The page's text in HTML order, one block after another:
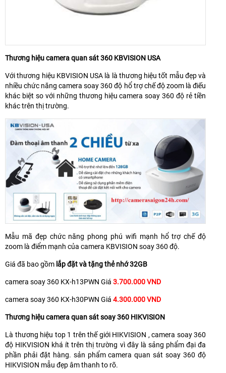
Thương hiệu camera quan sát 360 KBVISION USA
Với thương hiệu KBVISION USA là là thương hiệu tốt mẫu đẹp và
nhiều chức năng camera soay 360 độ hổ trợ chế độ zoom là điếu
khác biệt so với những thương hiệu camera soay 360 độ rẻ tiền
khác trên thị trường.
Mẫu mã đẹp chức năng phong phú wifi mạnh hổ trợ chế độ
zoom là điểm mạnh của camera KBVISION soay 360 độ.
Giá đã bao gồm lắp đặt và tặng thẻ nhớ 32GB
camera soay 360 KX-h13PWN Giá 3.700.000 VND
camera soay 360 KX-h30PWN Giá 4.300.000 VND
Thương hiệu camera quan sát soay 360 HIKVISION
Là thương hiệu top 1 trên thế giới HIKVISION , camera soay 360
độ HIKVISION khá ít trên thị trường vì đây là sảng phẩm đại đa
phần phải đặt hàng. sản phẩm camera quan sát soay 360 độ
HIKVISION mẫu đẹp âm thanh to rõ.